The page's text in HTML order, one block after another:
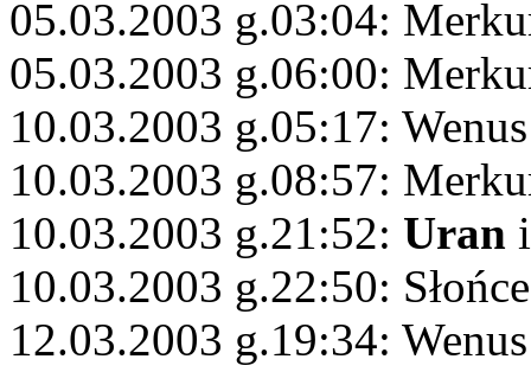
05.03.2003 g.03:04:
05.03.2003 g.06:00:
10.03.2003 g.05:17:
10.03.2003 g.08:57:
10.03.2003 g.21:52: Uran
10.03.2003 g.22:50:
12.03.2003 g.19:34: